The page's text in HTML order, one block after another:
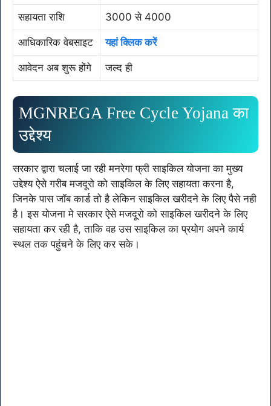
सहायता राशि 3000 से 4000
आधिकारिक वेबसाइट यहां क्लिक करें
आवेदन अब शुरू होंगे जल्द ही
MGNREGA Free Cycle Yojana का
उद्देश्य
सरकार द्वारा चलाई जा रही मनरेगा फ्री साइकिल योजना का मुख्य
उद्देश्य ऐसे गरीब मजदूरो को साइकिल के लिए सहायता करना है,
जिनके पास जॉब कार्ड तो है लेकिन साइकिल खरीदने के लिए पैसे नही
है। इस योजना मे सरकार ऐसे मजदूरो को साइकिल खरीदने के लिए
सहायता कर रही है, ताकि वह उस साइकिल का प्रयोग अपने कार्य
स्थल तक पहुंचने के लिए कर सके।